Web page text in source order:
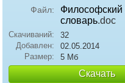
Файл:
Философский
словарь.doc
Скачиваний:
32
Добавлен:
02.05.2014
Размер:
5 Мб
Скачать